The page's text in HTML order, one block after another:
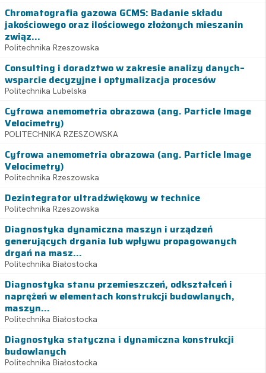
Chromatografia gazowa GCMS: Badanie składu
jakościowego oraz ilościowego złożonych mieszanin
związ...
Politechnika Rzeszowska
Consulting i doradztwo w zakresie analizy danych–
wsparcie decyzyjne i optymalizacja procesów
Politechnika Lubelska
Cyfrowa anemometria obrazowa (ang. Particle Image
Velocimetry)
POLITECHNIKA RZESZOWSKA
Cyfrowa anemometria obrazowa (ang. Particle Image
Velocimetry)
Politechnika Rzeszowska
Dezintegrator ultradźwiękowy w technice
Politechnika Rzeszowska
Diagnostyka dynamiczna maszyn i urządzeń
generujących drgania lub wpływu propagowanych
drgań na masz...
Politechnika Białostocka
Diagnostyka stanu przemieszczeń, odkształceń i
naprężeń w elementach konstrukcji budowlanych,
maszyn...
Politechnika Białostocka
Diagnostyka statyczna i dynamiczna konstrukcji
budowlanych
Politechnika Białostocka